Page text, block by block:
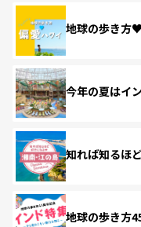
地球の歩き方
今年の夏はイ
知れば知るほ
地球の歩き方